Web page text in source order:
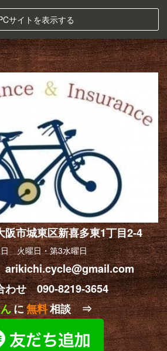
サイトを表示する
市城東区新喜多東1丁目2-4
火曜日・第3水曜日
arikichi.cycle@gmail.com
わせ 090-8219-3654
に無料相談 ⇒